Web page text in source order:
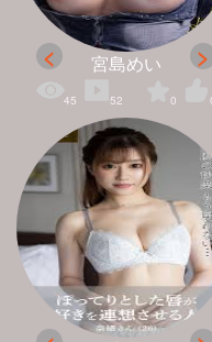
宮島めい
45 52 0